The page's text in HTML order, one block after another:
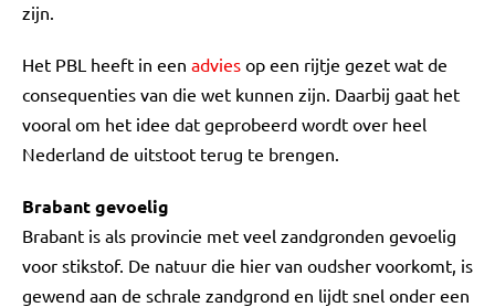
zijn.
Het PBL heeft in een advies op een rijtje gezet wat de
consequenties van die wet kunnen zijn. Daarbij gaat het
vooral om het idee dat geprobeerd wordt over heel
Nederland de uitstoot terug te brengen.
Brabant gevoelig
Brabant is als provincie met veel zandgronden gevoelig
voor stikstof. De natuur die hier van oudsher voorkomt, is
gewend aan de schrale zandgrond en lijdt snel onder een